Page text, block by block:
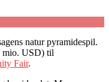
natur pyramidespil.
mio. USD) til
Fair.